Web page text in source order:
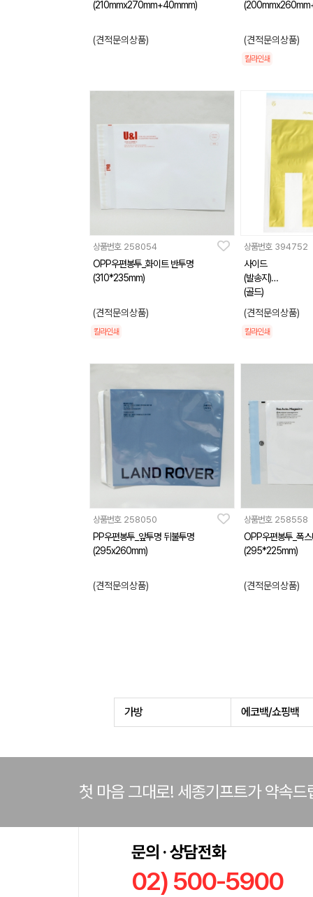
(210mmx270mm+40mmm)
(견적문의상품) (견적문의상품)
칼라인쇄
상품번호 258054
OPP우편봉투_화이트 반투명
(310*235mm)
(견적문의상품)
칼라인쇄
상품번호 394752
사이드
(발송지)
(골드)
(견적문의상품)
칼라인쇄
상품번호 258050
PP우편봉투_앞투명 뒤불투명
(295x260mm)
(견적문의상품)
상품번호 258558
OPP우편봉투_폭
(295*225mm)
(견적문의상품)
가방 에코백/쇼핑백
첫 마음 그대로! 세종기프트가 약속드
문의 · 상담전화
02) 500-5900